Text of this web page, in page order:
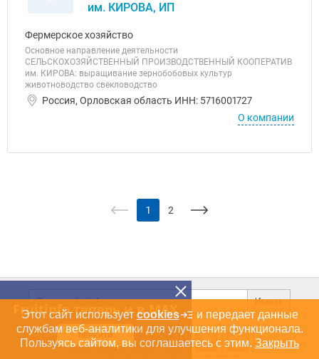
им. КИРОВА, ИП
Фермерское хозяйство
Основное направление деятельности
СЕЛЬСКОХОЗЯЙСТВЕННЫЙ ПРОИЗВОДСТВЕННЫЙ КООПЕРАТИВ
им. КИРОВА: выращивание зернобобовых культур
животноводство свекловодство
Россия, Орловская область ИНН: 5716001727
О компании
1 2
Fruitinfo теперь и в MAX
ПЕРЕЙТИ
Дополнительная информация
Поиск по сайту и
Искать
Cсылки на полезные проекты
Этот сайт использует cookies
и передает данные
службам веб-аналитики для улучшения функционала.
Пользуясь сайтом, вы соглашаетесь с этим. Закрыть